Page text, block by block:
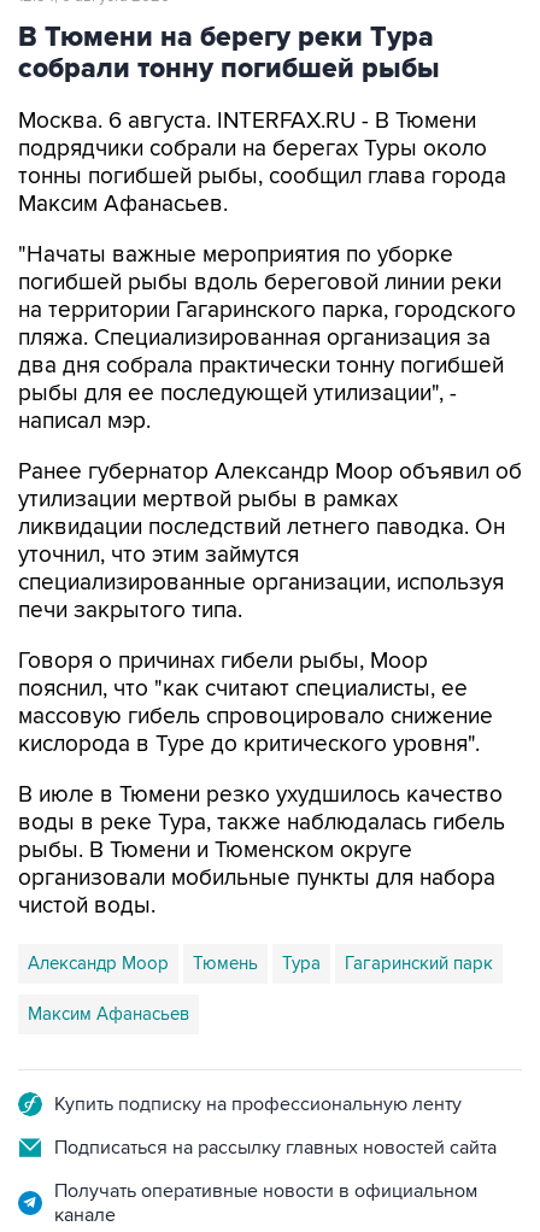
В Тюмени на берегу реки Тура
собрали тонну погибшей рыбы
Москва. 6 августа. INTERFAX.RU - В Тюмени
подрядчики собрали на берегах Туры около
тонны погибшей рыбы, сообщил глава города
Максим Афанасьев.
"Начаты важные мероприятия по уборке
погибшей рыбы вдоль береговой линии реки
на территории Гагаринского парка, городского
пляжа. Специализированная организация за
два дня собрала практически тонну погибшей
рыбы для ее последующей утилизации", -
написал мэр.
Ранее губернатор Александр Моор объявил об
утилизации мертвой рыбы в рамках
ликвидации последствий летнего паводка. Он
уточнил, что этим займутся
специализированные организации, используя
печи закрытого типа.
Говоря о причинах гибели рыбы, Моор
пояснил, что "как считают специалисты, ее
массовую гибель спровоцировало снижение
кислорода в Туре до критического уровня".
В июле в Тюмени резко ухудшилось качество
воды в реке Тура, также наблюдалась гибель
рыбы. В Тюмени и Тюменском округе
организовали мобильные пункты для набора
чистой воды.
Александр Моор Тюмень Тура Гагаринский парк
Максим Афанасьев
Купить подписку на профессиональную ленту
Подписаться на рассылку главных новостей сайта
Получать оперативные новости в официальном
канале